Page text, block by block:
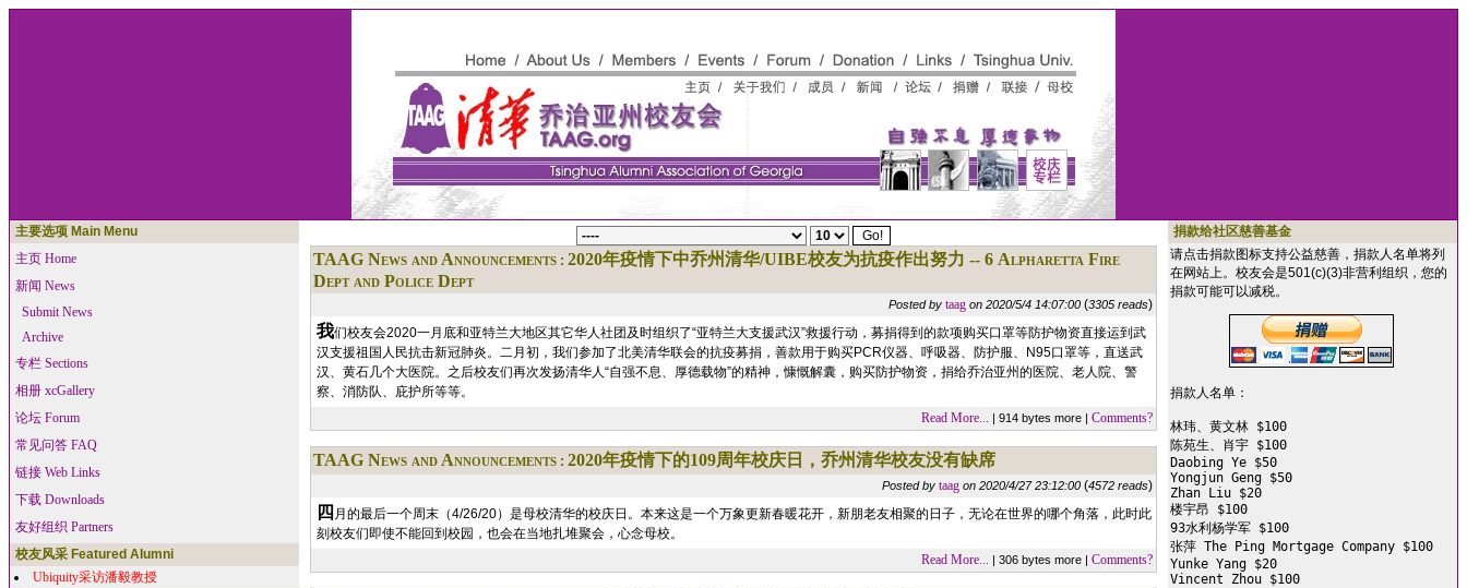
主要选项 Main Menu
主页 Home
新闻 News
Submit News
Archive
专栏 Sections
相册 xcGallery
论坛 Forum
常见问答 FAQ
链接 Web Links
下载 Downloads
友好组织 Partners
校友风采 Featured Alumni
Ubiquity采访潘毅教授
TAAG News and Announcements : 2020年疫情下中乔州清华/UIBE校友为抗疫作出努力 -- 6 Alpharetta Fire
Dept and Police Dept
Posted by taag on 2020/5/4 14:07:00 (3305 reads)
我们校友会2020一月底和亚特兰大地区其它华人社团及时组织了“亚特兰大支援武汉”救援行动，募捐得到的款项购买口罩等防护物资直接运到武
汉支援祖国人民抗击新冠肺炎。二月初，我们参加了北美清华联会的抗疫募捐，善款用于购买PCR仪器、呼吸器、防护服、N95口罩等，直送武
汉、黄石几个大医院。之后校友们再次发扬清华人“自强不息、厚德载物”的精神，慷慨解囊，购买防护物资，捐给乔治亚州的医院、老人院、警
察、消防队、庇护所等等。
Read More... | 914 bytes more | Comments?
TAAG News and Announcements : 2020年疫情下的109周年校庆日，乔州清华校友没有缺席
Posted by taag on 2020/4/27 23:12:00 (4572 reads)
四 月的最后一个周末（4/26/20）是母校清华的校庆日。本来这是一个万象更新春暖花开，新朋老友相聚的日子，无论在世界的哪个角落，此时此
刻校友们即使不能回到校园，也会在当地扎堆聚会，心念母校。
Read More... | 306 bytes more | Comments?
捐款给社区慈善基金
请点击捐款图标支持公益慈善，捐款人名单将列
在网站上。校友会是501(c)(3)非营利组织，您的
捐款可能可以减税。
捐款人名单：
林玮、黄文林 $100
陈苑生、肖宇 $100
Daobing Ye $50
Yongjun Geng $50
Zhan Liu $20
楼宇昂 $100
93水利杨学军 $100
张萍 The Ping Mortgage Company $100
Yunke Yang $20
Vincent Zhou $100